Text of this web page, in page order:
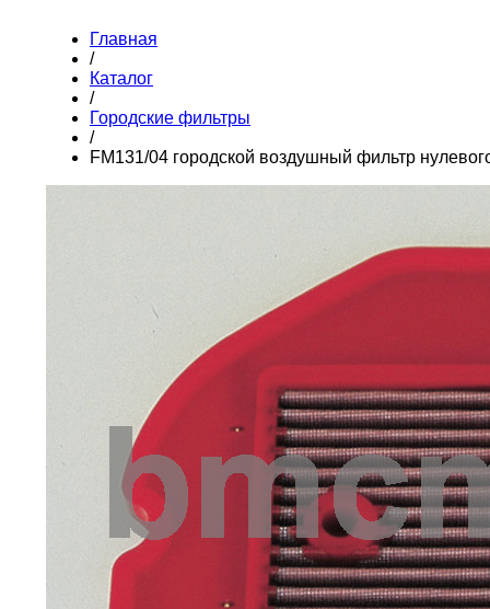
Главная
/
Каталог
/
Городские фильтры
/
FM131/04 городской воздушный фильтр